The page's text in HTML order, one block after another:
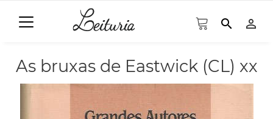
search person_outline
As bruxas de Eastwick (CL) xx